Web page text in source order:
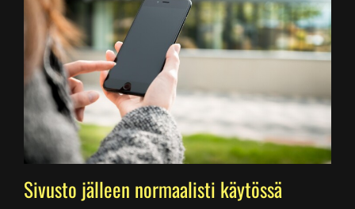
Sivusto jälleen normaalisti käytössä